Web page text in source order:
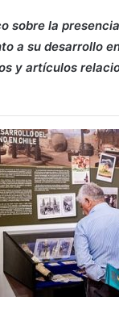
sobre la
a su desarrollo
y artículos